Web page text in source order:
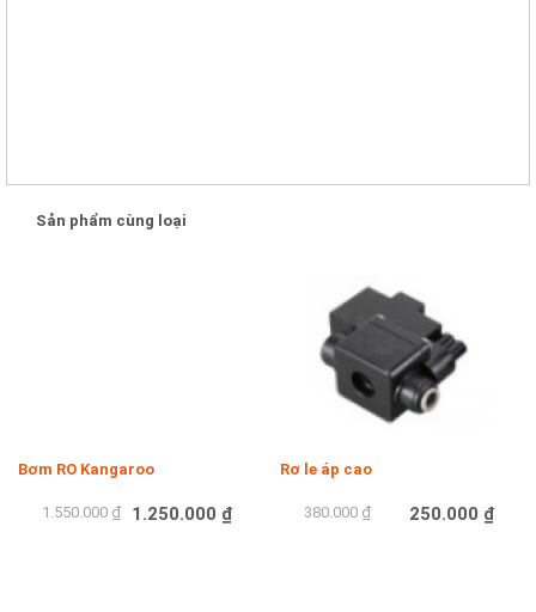
Sản phẩm cùng loại
Bơm RO Kangaroo
1.550.000 ₫ 1.250.000 ₫
Rơ le áp cao
380.000 ₫ 250.000 ₫